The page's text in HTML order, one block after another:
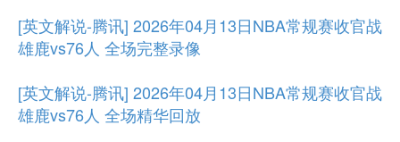
[英文解说-腾讯] 2026年04月13日NBA常规赛收官战
雄鹿vs76人 全场完整录像
[英文解说-腾讯] 2026年04月13日NBA常规赛收官战
雄鹿vs76人 全场精华回放